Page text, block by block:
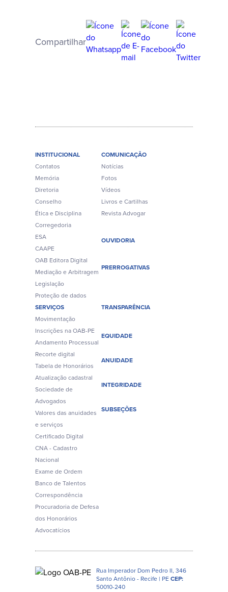
Compartilhar
INSTITUCIONAL
Contatos
Memória
Diretoria
Conselho
Ética e Disciplina
Corregedoria
ESA
CAAPE
OAB Editora Digital
Mediação e Arbitragem
Legislação
Proteção de dados
COMUNICAÇÃO
Notícias
Fotos
Vídeos
Livros e Cartilhas
Revista Advogar
OUVIDORIA
PRERROGATIVAS
SERVIÇOS
Movimentação
Inscrições na OAB-PE
Andamento Processual
Recorte digital
Tabela de Honorários
Atualização cadastral
Sociedade de
Advogados
Valores das anuidades
e serviços
Certificado Digital
CNA - Cadastro
Nacional
Exame de Ordem
Banco de Talentos
Correspondência
Procuradoria de Defesa
dos Honorários
Advocatícios
TRANSPARÊNCIA
EQUIDADE
ANUIDADE
INTEGRIDADE
SUBSEÇÕES
Rua Imperador Dom Pedro II, 346
Santo Antônio - Recife | PECEP:
50010-240